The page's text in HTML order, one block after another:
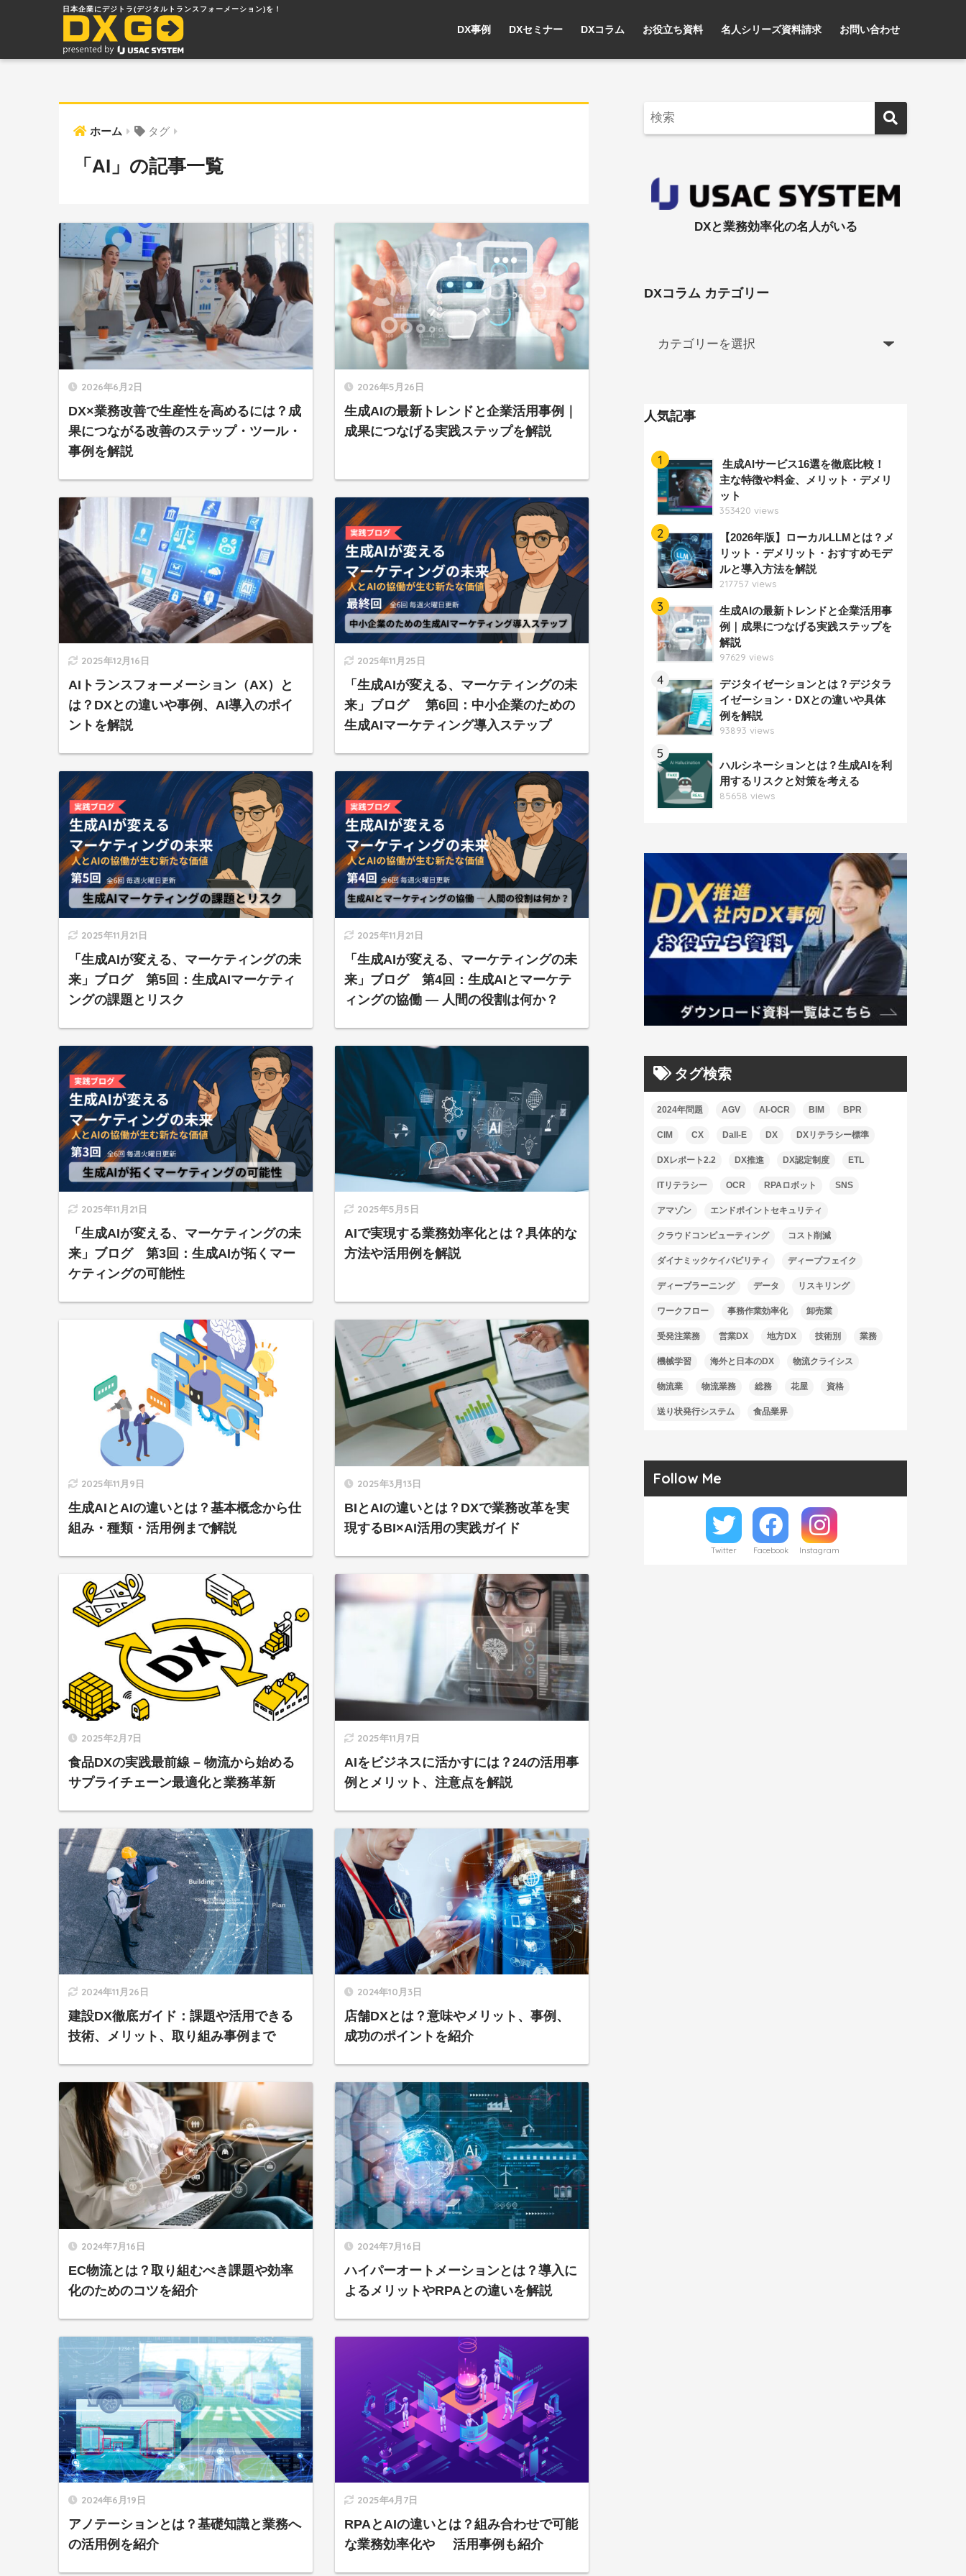
DX事例 DXセミナー DXコラム お役立ち資料 名人シリーズ資料請求 お問い合わせ
ホーム タグ
「AI」の記事一覧
2026年6月2日
DX×業務改善で生産性を高めるには？成
果につながる改善のステップ・ツール・
事例を解説
2026年5月26日
生成AIの最新トレンドと企業活用事例｜
成果につなげる実践ステップを解説
2025年12月16日
AIトランスフォーメーション（AX）と
は？DXとの違いや事例、AI導入のポイ
ントを解説
2025年11月25日
「生成AIが変える、マーケティングの未
来」ブログ 第6回：中小企業のための
生成AIマーケティング導入ステップ
2025年11月21日
「生成AIが変える、マーケティングの未
来」ブログ 第5回：生成AIマーケティ
ングの課題とリスク
2025年11月21日
「生成AIが変える、マーケティングの未
来」ブログ 第4回：生成AIとマーケテ
ィングの協働 ― 人間の役割は何か？
2025年11月21日
「生成AIが変える、マーケティングの未
来」ブログ 第3回：生成AIが拓くマー
ケティングの可能性
2025年5月5日
AIで実現する業務効率化とは？具体的な
方法や活用例を解説
2025年11月9日
生成AIとAIの違いとは？基本概念から仕
組み・種類・活用例まで解説
2025年3月13日
BIとAIの違いとは？DXで業務改革を実
現するBI×AI活用の実践ガイド
2025年2月7日
食品DXの実践最前線 – 物流から始める
サプライチェーン最適化と業務革新
2025年11月7日
AIをビジネスに活かすには？24の活用事
例とメリット、注意点を解説
2024年11月26日
建設DX徹底ガイド：課題や活用できる
技術、メリット、取り組み事例まで
2024年10月3日
店舗DXとは？意味やメリット、事例、
成功のポイントを紹介
2024年7月16日
EC物流とは？取り組むべき課題や効率
化のためのコツを紹介
2024年7月16日
ハイパーオートメーションとは？導入に
よるメリットやRPAとの違いを解説
2024年6月19日
アノテーションとは？基礎知識と業務へ
の活用例を紹介
2025年4月7日
RPAとAIの違いとは？組み合わせで可能
な業務効率化や 活用事例も紹介
DXと業務効率化の名人がいる
DXコラム カテゴリー
人気記事
1
生成AIサービス16選を徹底比較！
主な特徴や料金、メリット・デメリ
ット
353420 views
2
【2026年版】ローカルLLMとは？メ
リット・デメリット・おすすめモデ
ルと導入方法を解説
217757 views
3
生成AIの最新トレンドと企業活用事
例｜成果につなげる実践ステップを
解説
97629 views
4
デジタイゼーションとは？デジタラ
イゼーション・DXとの違いや具体
例を解説
93893 views
5
ハルシネーションとは？生成AIを利
用するリスクと対策を考える
85658 views
タグ検索
2024年問題 AGV AI-OCR BIM BPR
CIM CX Dall-E DX DXリテラシー標準
DXレポート2.2 DX推進 DX認定制度 ETL
ITリテラシー OCR RPAロボット SNS
アマゾン エンドポイントセキュリティ
クラウドコンピューティング コスト削減
ダイナミックケイパビリティ ディープフェイク
ディープラーニング データ リスキリング
ワークフロー 事務作業効率化 卸売業
受発注業務 営業DX 地方DX 技術別 業務
機械学習 海外と日本のDX 物流クライシス
物流業 物流業務 総務 花屋 資格
送り状発行システム 食品業界
Follow Me
Twitter Facebook Instagram